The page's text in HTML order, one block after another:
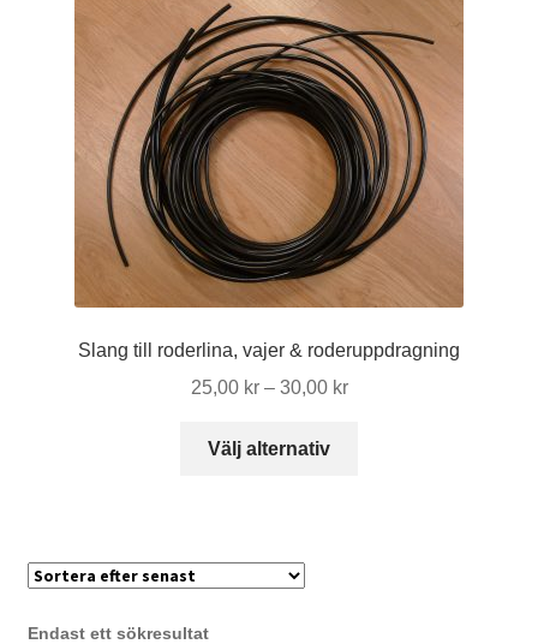
Slang till roderlina, vajer & roderuppdragning
25,00 kr – 30,00 krPrisintervall:
Välj alternativ
Endast ett sökresultat